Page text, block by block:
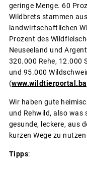
geringe Menge. 60
Wildbrets stammen
landwirtschaftlichen
Prozent des
Neuseeland und
320.000 Rehe, 12.000
und 95.000
(
Wir haben gute
und Rehwild, also was
gesunde, leckere, aus
kurzen Wege zu
Tipps: